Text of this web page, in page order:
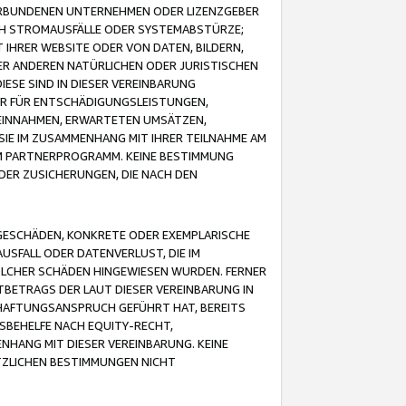
UNTERNEHMEN ODER LIZENZGEBER
STROMAUSFÄLLE ODER SYSTEMABSTÜRZE;
WEBSITE ODER VON DATEN, BILDERN,
ANDEREN NATÜRLICHEN ODER JURISTISCHEN
SIND IN DIESER VEREINBARUNG
FÜR ENTSCHÄDIGUNGSLEISTUNGEN,
ERWARTETEN UMSÄTZEN,
IM ZUSAMMENHANG MIT IHRER TEILNAHME AM
KEINE BESTIMMUNG
ZUSICHERUNGEN, DIE NACH DEN
KONKRETE ODER EXEMPLARISCHE
ODER DATENVERLUST, DIE IM
SCHÄDEN HINGEWIESEN WURDEN. FERNER
DER LAUT DIESER VEREINBARUNG IN
GEFÜHRT HAT, BEREITS
NACH EQUITY-RECHT,
MIT DIESER VEREINBARUNG. KEINE
BESTIMMUNGEN NICHT